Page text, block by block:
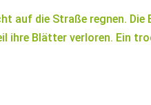
auf die Straße regnen.
ihre Blätter verloren. Ein